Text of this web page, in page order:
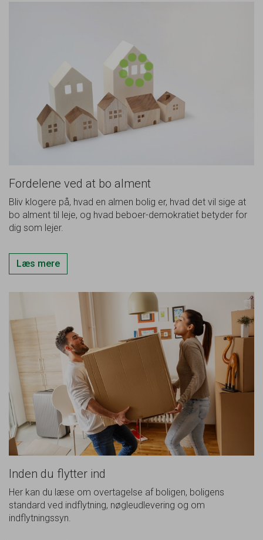
Fordelene ved at bo alment
Bliv klogere på, hvad en almen bolig er, hvad det vil sige at
bo alment til leje, og hvad beboer-demokratiet betyder for
dig som lejer.
Læs mere
Inden du flytter ind
Her kan du læse om overtagelse af boligen, boligens
standard ved indflytning, nøgleudlevering og om
indflytningssyn.